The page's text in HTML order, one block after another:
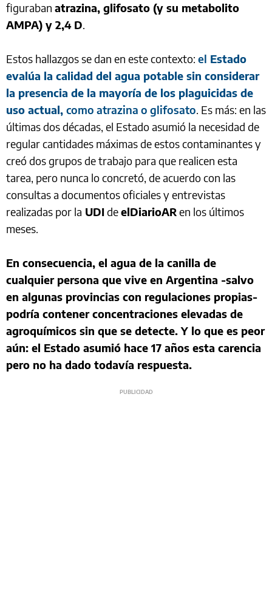
figuraban atrazina, glifosato (y su metabolito
AMPA) y 2,4 D.
Estos hallazgos se dan en este contexto: el Estado
evalúa la calidad del agua potable sin considerar
la presencia de la mayoría de los plaguicidas de
uso actual, como atrazina o glifosato. Es más: en las
últimas dos décadas, el Estado asumió la necesidad de
regular cantidades máximas de estos contaminantes y
creó dos grupos de trabajo para que realicen esta
tarea, pero nunca lo concretó, de acuerdo con las
consultas a documentos oficiales y entrevistas
realizadas por la UDIdeelDiarioARen los últimos
meses.
En consecuencia, el agua de la canilla de
cualquier persona que vive en Argentina -salvo
en algunas provincias con regulaciones propias-
podría contener concentraciones elevadas de
agroquímicos sin que se detecte. Y lo que es peor
aún: el Estado asumió hace 17 años esta carencia
pero no ha dado todavía respuesta.